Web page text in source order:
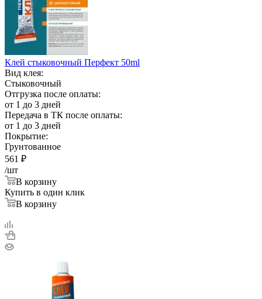
Клей стыковочный Перфект 50ml
Вид клея:
Стыковочный
Отгрузка после оплаты:
от 1 до 3 дней
Передача в ТК после оплаты:
от 1 до 3 дней
Покрытие:
Грунтованное
561 ₽
/шт
В корзину
Купить в один клик
В корзину